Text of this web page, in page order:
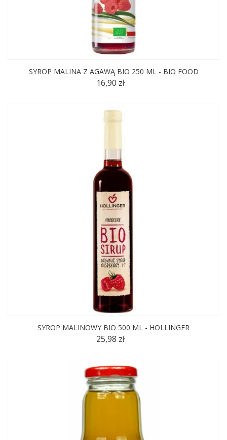
SYROP MALINA Z AGAWĄ BIO 250 ML - BIO FOOD
16,90 zł
SYROP MALINOWY BIO 500 ML - HOLLINGER
25,98 zł